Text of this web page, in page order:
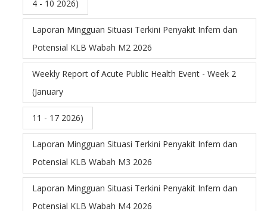
4 - 10 2026)
Laporan Mingguan Situasi Terkini Penyakit Infem dan
Potensial KLB Wabah M2 2026
Weekly Report of Acute Public Health Event - Week 2
(January
11 - 17 2026)
Laporan Mingguan Situasi Terkini Penyakit Infem dan
Potensial KLB Wabah M3 2026
Laporan Mingguan Situasi Terkini Penyakit Infem dan
Potensial KLB Wabah M4 2026